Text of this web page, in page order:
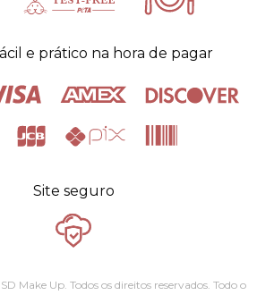
e prático na hora de pagar
Site seguro
Make Up. Todos os direitos reservados. Todo o